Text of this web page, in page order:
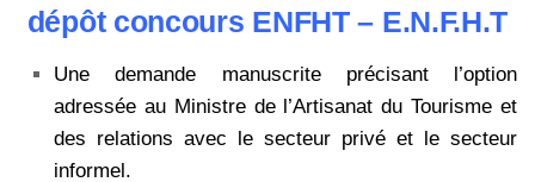
dépôt concours ENFHT – E.N.F.H.T
Une demande manuscrite précisant l’option
adressée au Ministre de l’Artisanat du Tourisme et
des relations avec le secteur privé et le secteur
informel.